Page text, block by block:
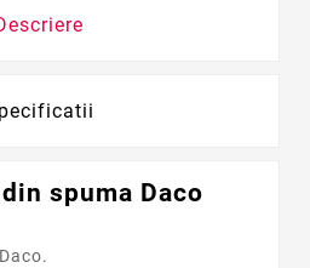
spuma Daco